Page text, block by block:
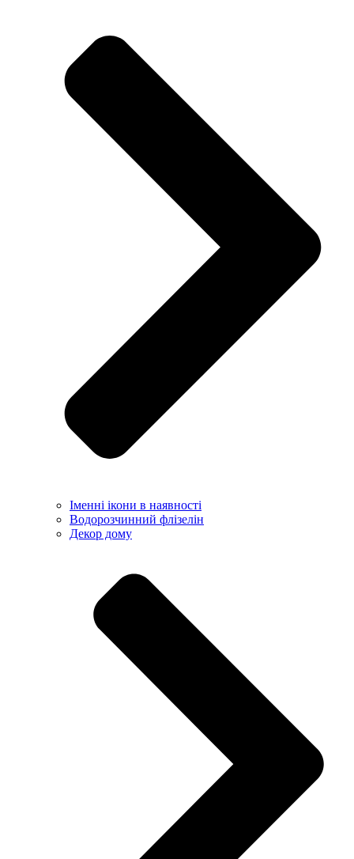
Іменні ікони в наявності
Водорозчинний флізелін
Декор дому